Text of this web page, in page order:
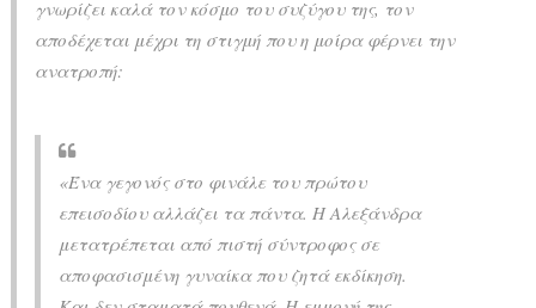
γνωρίζει καλά τον κόσμο του συζύγου της, τον
αποδέχεται μέχρι τη στιγμή που η μοίρα φέρνει την
ανατροπή:
«Ένα γεγονός στο φινάλε του πρώτου
επεισοδίου αλλάζει τα πάντα. Η Αλεξάνδρα
μετατρέπεται από πιστή σύντροφος σε
αποφασισμένη γυναίκα που ζητά εκδίκηση.